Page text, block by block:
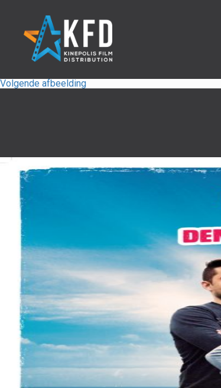
Home
Releaselijst
Over KFD
Volgende afbeelding